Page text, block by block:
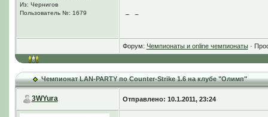
Из: Чернигов
Пользователь №: 1679
29 число вполне
Форум: Чемпионаты и online чемпионаты·
Чемпионат LAN-PARTY по Counter-Strike 1.6 на клубе "Олимп"
3WYura Отправлено: 10.1.2011, 23:24